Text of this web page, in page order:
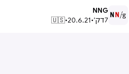
NNG
7דק׳•
20.6.21
•
🇺🇸